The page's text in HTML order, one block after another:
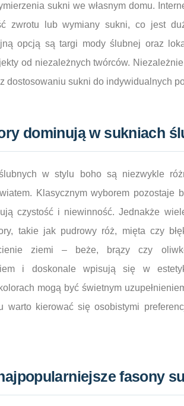
sukni we własnym domu.
zwrotu lub wymiany sukni, co jest
opcją są targi mody ślubnej oraz
od niezależnych twórców.
dostosowaniu sukni do indywidualnych
dominują w sukniach
w stylu boho są niezwykle
Klasycznym wyborem
czystość i niewinność. Jednakże
takie jak pudrowy róż, mięta czy
ziemi – beże, brązy czy
i doskonale wpisują się w
mogą być świetnym
warto kierować się osobistymi
fasony